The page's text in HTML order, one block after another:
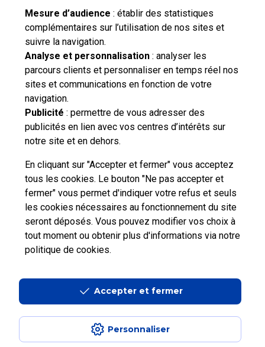
Mesure d’audience : établir des statistiques
complémentaires sur l’utilisation de nos sites et
suivre la navigation.
Analyse et personnalisation : analyser les
parcours clients et personnaliser en temps réel nos
sites et communications en fonction de votre
navigation.
Publicité : permettre de vous adresser des
publicités en lien avec vos centres d’intérêts sur
notre site et en dehors.
En cliquant sur "Accepter et fermer" vous acceptez
tous les cookies. Le bouton "Ne pas accepter et
fermer" vous permet d'indiquer votre refus et seuls
les cookies nécessaires au fonctionnement du site
seront déposés. Vous pouvez modifier vos choix à
tout moment ou obtenir plus d'informations via notre
politique de cookies.
Personnaliser
Accepter et fermer
Besoin d'aide complémentaire ?
Vous n'avez pas trouvé de solution parmi nos FAQs,
vous souhaitez nous contacter ou déposer une
réclamation ?
contacter
Professionnels Entreprises et Collectivités
Plan du site| Accessibilité : partiellement conforme